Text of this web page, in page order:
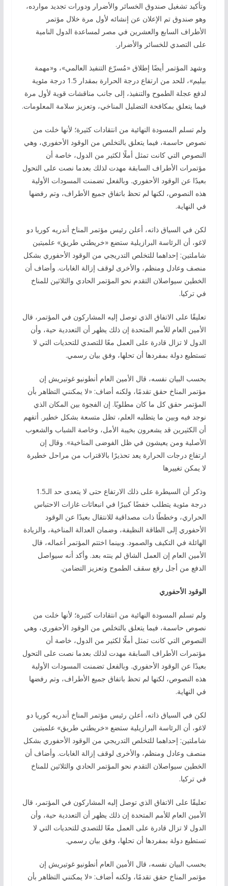
وتأكيد تشغيل صندوق الخسائر والأضرار ودورات تجديد موارده،
وهو صندوق تم الإعلان عن إنشائه لأول مرة خلال مؤتمر
الأطراف السابع والعشرين في مصر لمساعدة الدول النامية
على التصدي للخسائر والأضرار.
وشهد المؤتمر أيضًا إطلاق «مُسرّع التنفيذ العالمي»، و«مهمة
بيليم»، للحد من ارتفاع درجة الحرارة بمقدار 1.5 درجة مئوية
لدفع عجلة الطموح والتنفيذ، إلى جانب مناقشات قوية لأول مرة
فيما يتعلق بمكافحة التضليل المناخي، وتعزيز سلامة المعلومات.
ولم تسلم المسودة النهائية من انتقادات كثيرة؛ لأنها خلت من
نصوص حاسمة، فيما يتعلق بالتخلص من الوقود الأحفوري، وهي
النصوص التي كانت تمثل أملًا لكثير من الدول، خاصة أن
مؤتمرات الأطراف السابقة مهدت لذلك بعدما نصت على التحول
بعيدًا عن الوقود الأحفوري. وبالفعل تضمنت المسودات الأولية
هذه النصوص، لكنها لم تحظ باتفاق جميع الأطراف، وتم رفضها
في النهاية.
لكن في السياق ذاته، أعلن رئيس مؤتمر المناخ أندريه كوريا دو
لاغو، أن الرئاسة البرازيلية ستضع «خريطتي طريق» علميتين
شاملتين: إحداهما للتخلص التدريجي من الوقود الأحفوري بشكل
منصف وعادل ومنظم، والأخرى لوقف إزالة الغابات. وأضاف أن
الخطين سيواصلان التقدم نحو المؤتمر الحادي والثلاثين للمناخ
في تركيا.
تعليقًا على الاتفاق الذي توصل إليه المشاركون في المؤتمر، قال
الأمين العام للأمم المتحدة إن ذلك يظهر أن التعددية حية، وأن
الدول لا تزال قادرة على العمل معًا للتصدي للتحديات التي لا
تستطيع دولة بمفردها أن تحلها، وفق بيان رسمي.
بحسب البيان نفسه، قال الأمين العام أنطونيو غوتيريش إن
مؤتمر المناخ حقق تقدمًا، ولكنه أضاف: «لا يمكنني التظاهر بأن
المؤتمر حقق كل ما كان مطلوبًا. إن الفجوة بين المكان الذي
نوجد فيه وبين ما يتطلبه العلم، تظل متسعة بشكل خطير. أتفهم
أن الكثيرين قد يشعرون بخيبة الأمل، وخاصة الشباب والشعوب
الأصلية ومن يعيشون في ظل الفوضى المناخية». وقال إن
ارتفاع درجات الحرارة يعد تحذيرًا بالاقتراب من مراحل خطيرة
لا يمكن تغييرها
وذكر أن السيطرة على ذلك الارتفاع حتى لا يتعدى حد الـ1.5
درجة مئوية يتطلب خفضًا كبيرًا في انبعاثات غازات الاحتباس
الحراري، وخططًا ذات مصداقية للانتقال بعيدًا عن الوقود
الأحفوري إلى الطاقة النظيفة، وضمان العدالة المناخية، والزيادة
الهائلة في التكيف والصمود. وبينما اختتم المؤتمر أعماله، قال
الأمين العام إن العمل الشاق لم ينته بعد. وأكد أنه سيواصل
الدفع من أجل رفع سقف الطموح وتعزيز التضامن.
الوقود الأحفوري
ولم تسلم المسودة النهائية من انتقادات كثيرة؛ لأنها خلت من
نصوص حاسمة، فيما يتعلق بالتخلص من الوقود الأحفوري، وهي
النصوص التي كانت تمثل أملًا لكثير من الدول، خاصة أن
مؤتمرات الأطراف السابقة مهدت لذلك بعدما نصت على التحول
بعيدًا عن الوقود الأحفوري. وبالفعل تضمنت المسودات الأولية
هذه النصوص، لكنها لم تحظ باتفاق جميع الأطراف، وتم رفضها
في النهاية.
لكن في السياق ذاته، أعلن رئيس مؤتمر المناخ أندريه كوريا دو
لاغو، أن الرئاسة البرازيلية ستضع «خريطتي طريق» علميتين
شاملتين: إحداهما للتخلص التدريجي من الوقود الأحفوري بشكل
منصف وعادل ومنظم، والأخرى لوقف إزالة الغابات. وأضاف أن
الخطين سيواصلان التقدم نحو المؤتمر الحادي والثلاثين للمناخ
في تركيا.
تعليقًا على الاتفاق الذي توصل إليه المشاركون في المؤتمر، قال
الأمين العام للأمم المتحدة إن ذلك يظهر أن التعددية حية، وأن
الدول لا تزال قادرة على العمل معًا للتصدي للتحديات التي لا
تستطيع دولة بمفردها أن تحلها، وفق بيان رسمي.
بحسب البيان نفسه، قال الأمين العام أنطونيو غوتيريش إن
مؤتمر المناخ حقق تقدمًا، ولكنه أضاف: «لا يمكنني التظاهر بأن